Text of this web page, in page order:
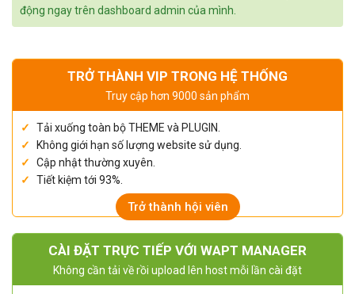
động ngay trên dashboard admin của mình.
TRỞ THÀNH VIP TRONG HỆ THỐNG
Truy cập hơn 9000 sản phẩm
Tải xuống toàn bộ THEME và PLUGIN.
Không giới hạn số lượng website sử dụng.
Cập nhật thường xuyên.
Tiết kiệm tới 93%.
Trở thành hội viên
CÀI ĐẶT TRỰC TIẾP VỚI WAPT MANAGER
Không cần tải về rồi upload lên host mỗi lần cài đặt